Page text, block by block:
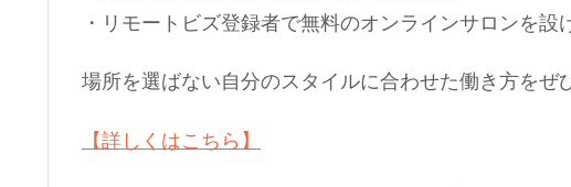
・リモートビズ登録者で無料のオンラインサロンを
場所を選ばない自分のスタイルに合わせた働き方をぜ
【詳しくはこちら】